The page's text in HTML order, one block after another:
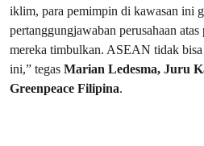
iklim, para pemimpin di kawasan ini
pertanggungjawaban perusahaan
mereka timbulkan. ASEAN tidak
ini,” tegas Marian Ledesma, Juru
Greenpeace Filipina.